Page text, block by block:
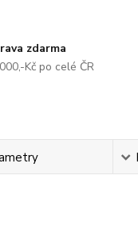
zdarma
Kč po celé ČR